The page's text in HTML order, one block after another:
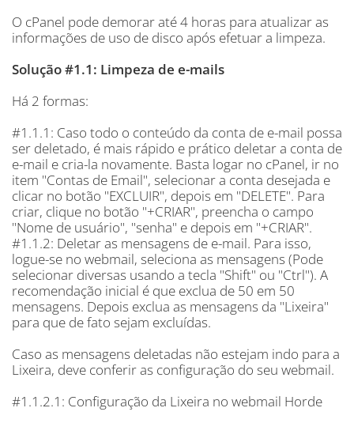
O cPanel pode demorar até 4 horas para atualizar as
informações de uso de disco após efetuar a limpeza.
Solução #1.1: Limpeza de e-mails
Há 2 formas:
#1.1.1: Caso todo o conteúdo da conta de e-mail possa
ser deletado, é mais rápido e prático deletar a conta de
e-mail e cria-la novamente. Basta logar no cPanel, ir no
item "Contas de Email", selecionar a conta desejada e
clicar no botão "EXCLUIR", depois em "DELETE". Para
criar, clique no botão "+CRIAR", preencha o campo
"Nome de usuário", "senha" e depois em "+CRIAR".
#1.1.2: Deletar as mensagens de e-mail. Para isso,
logue-se no webmail, seleciona as mensagens (Pode
selecionar diversas usando a tecla "Shift" ou "Ctrl"). A
recomendação inicial é que exclua de 50 em 50
mensagens. Depois exclua as mensagens da "Lixeira"
para que de fato sejam excluídas.
Caso as mensagens deletadas não estejam indo para a
Lixeira, deve conferir as configuração do seu webmail.
#1.1.2.1: Configuração da Lixeira no webmail Horde